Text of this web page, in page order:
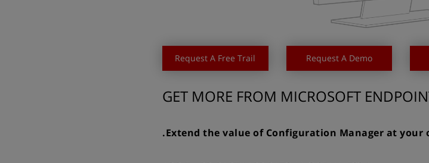
Request A Free Trail Request A Demo
GET MORE FROM MICROSOFT